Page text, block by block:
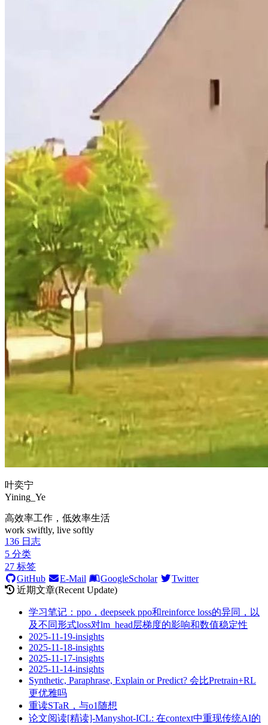
叶奕宁
Yining_Ye
高效率工作，低效率生活
work swiftly, live softly
136 日志
5 分类
27 标签
GitHub
E-Mail GoogleScholar
Twitter
近期文章(Recent Update)
学习笔记：ppo，deepseek ppo和reinforce loss的异同，以
及不同形式loss对lm_head层梯度的影响和数值稳定性
2025-11-19-insights
2025-11-18-insights
2025-11-17-insights
2025-11-14-insights
Synthetic, Paraphrase, Explain or Predict? 会比Pretrain+RL
更优雅吗
重读STaR，与o1随想
论文阅读[精读]-Manyshot-ICL: 在context中重现传统AI的